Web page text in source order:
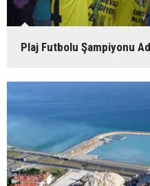
Plaj Futbolu Şampiyonu